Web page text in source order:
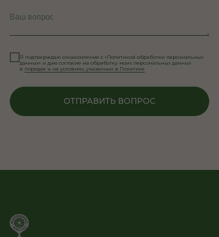
Ваш вопрос
Я подтверждаю ознакомление с «Политикой обработки персональных
данных» и даю согласие на обработку моих персональных данных
в порядке и на условиях, указанных в Политике
ОТПРАВИТЬ ВОПРОС